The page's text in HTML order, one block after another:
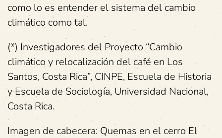
como lo es entender el sistema del cambio
climático como tal.
(*) Investigadores del Proyecto “Cambio
climático y relocalización del café en Los
Santos, Costa Rica”, CINPE, Escuela de Historia
y Escuela de Sociología, Universidad Nacional,
Costa Rica.
Imagen de cabecera: Quemas en el cerro El